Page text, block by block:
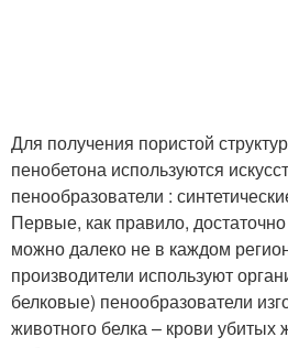
Для получения пористой
пенобетона используются
пенообразователи :
Первые, как правило,
можно далеко не в каждом
производители используют
белковые) пенообразователи
животного белка – крови убитых